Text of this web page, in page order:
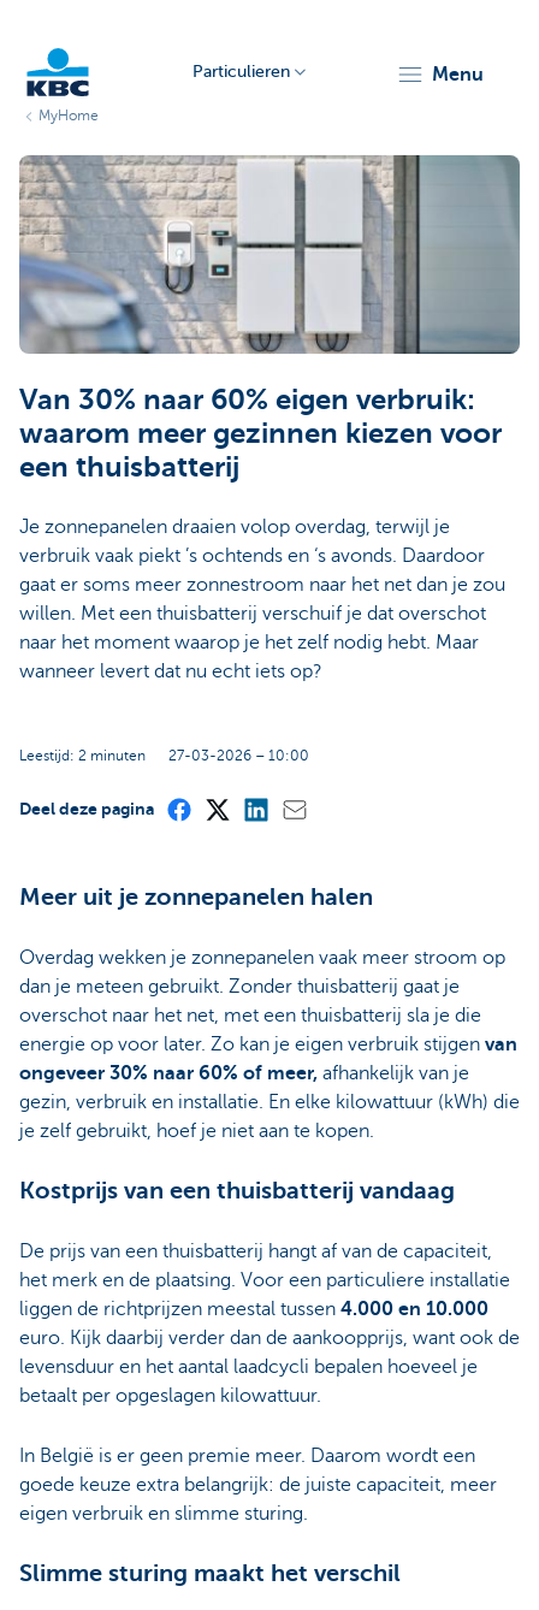
Particulieren menu
MyHome
Van 30% naar 60% eigen verbruik:
waarom meer gezinnen kiezen voor
een thuisbatterij
Je zonnepanelen draaien volop overdag, terwijl je
verbruik vaak piekt ’s ochtends en ‘s avonds. Daardoor
gaat er soms meer zonnestroom naar het net dan je zou
willen. Met een thuisbatterij verschuif je dat overschot
naar het moment waarop je het zelf nodig hebt. Maar
wanneer levert dat nu echt iets op?
Leestijd: 2 minuten 27-03-2026 – 10:00
Deel deze pagina
Meer uit je zonnepanelen halen
Overdag wekken je zonnepanelen vaak meer stroom op
dan je meteen gebruikt. Zonder thuisbatterij gaat je
overschot naar het net, met een thuisbatterij sla je die
energie op voor later. Zo kan je eigen verbruik stijgen van
ongeveer 30% naar 60% of meer, afhankelijk van je
gezin, verbruik en installatie. En elke kilowattuur (kWh) die
je zelf gebruikt, hoef je niet aan te kopen.
Kostprijs van een thuisbatterij vandaag
De prijs van een thuisbatterij hangt af van de capaciteit,
het merk en de plaatsing. Voor een particuliere installatie
liggen de richtprijzen meestal tussen 4.000 en 10.000
euro. Kijk daarbij verder dan de aankoopprijs, want ook de
levensduur en het aantal laadcycli bepalen hoeveel je
betaalt per opgeslagen kilowattuur.
In België is er geen premie meer. Daarom wordt een
goede keuze extra belangrijk: de juiste capaciteit, meer
eigen verbruik en slimme sturing.
Slimme sturing maakt het verschil